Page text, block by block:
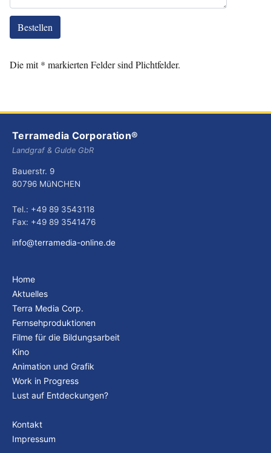
Bestellen
Die mit * markierten Felder sind Plichtfelder.
Terramedia Corporation®
Landgraf & Gulde GbR
Bauerstr. 9
80796 MüNCHEN
Tel.: +49 89 3543118
Fax: +49 89 3541476
info@terramedia-online.de
Home
Aktuelles
Terra Media Corp.
Fernsehproduktionen
Filme für die Bildungsarbeit
Kino
Animation und Grafik
Work in Progress
Lust auf Entdeckungen?
Kontakt
Impressum